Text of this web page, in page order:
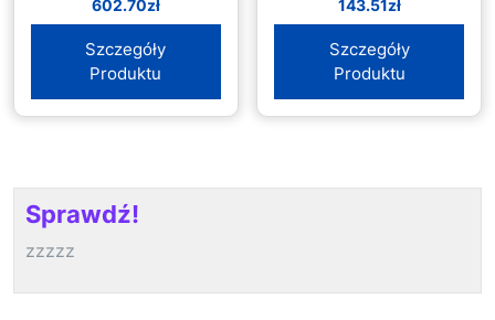
602.70zł
Szczegóły
Produktu
C258 C308 C368
143.51 zł
Szczegóły
Produktu
Sprawdź!
zzzzz